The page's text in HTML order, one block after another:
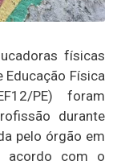
físicas
Física
PE) foram
durante
pelo órgão em
acordo com o